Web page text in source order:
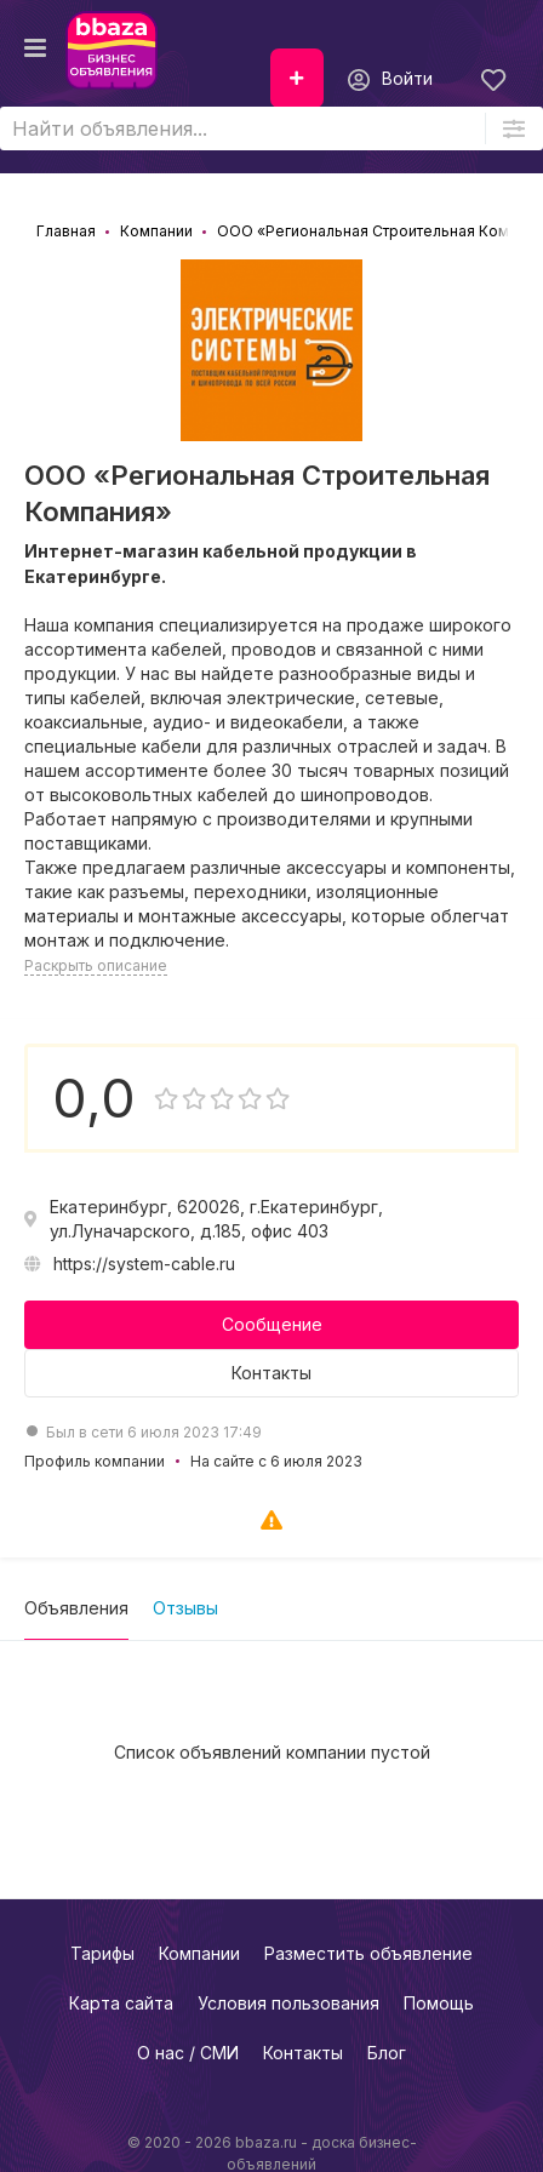
Войти
Главная Компании ООО «Региональная Строительная
ООО «Региональная Строительная
Компания»
Интернет-магазин кабельной продукции в
Екатеринбурге.
Наша компания специализируется на продаже широкого
ассортимента кабелей, проводов и связанной с ними
продукции. У нас вы найдете разнообразные виды и
типы кабелей, включая электрические, сетевые,
коаксиальные, аудио- и видеокабели, а также
специальные кабели для различных отраслей и задач. В
нашем ассортименте более 30 тысяч товарных позиций
от высоковольтных кабелей до шинопроводов.
Работает напрямую с производителями и крупными
поставщиками.
Также предлагаем различные аксессуары и компоненты,
такие как разъемы, переходники, изоляционные
материалы и монтажные аксессуары, которые облегчат
монтаж и подключение.
Раскрыть описание
0,0
Екатеринбург, 620026, г.Екатеринбург,
ул.Луначарского, д.185, офис 403
https://system-cable.ru
Сообщение
Контакты
Был в сети 6 июля 2023 17:49
Профиль компании
На сайте с 6 июля 2023
Объявления Отзывы
Список объявлений компании пустой
© 2020 - 2026 bbaza.ru - доска бизнес-
объявлений
Тарифы Компании Разместить объявление
Карта сайта Условия пользования Помощь
О нас / СМИ Контакты Блог